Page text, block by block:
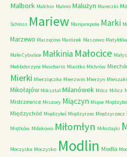
Malbork Malchin Malmo Malużyn Mareczki
Schloss Mariew Marijampole Marki
Marzewo Marzęcino Marózek Maszewo
Małe Cybulice Małkinia Małocice
Melibdorzyce Mescherin Miastko Michrów
Mierki Mierziączka Mierzwin Mierzyn Mieszaki
Mikołajów Miksztal Milanówek Milcz Milicz
Mistrzewice Miszory Miączyn Miąse
Międzychód Międzyleś Międzyrzec Międzyrzecz
Miętków Miłakowo Miłomłyn Miłostajki
Moczyska Moczysko Modlin Modła